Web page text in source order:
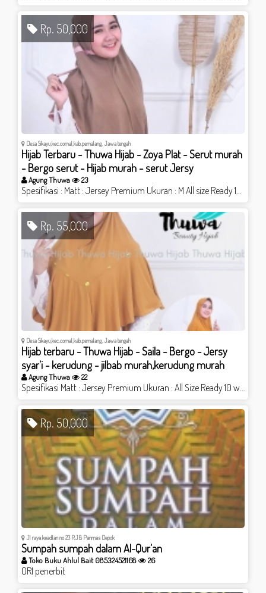
Rp. 50,000
Desa Sikayu,kec.comal,kab.pemalang, Jawa tengah
Hijab Terbaru - Thuwa Hijab - Zoya Plat - Serut murah
- Bergo serut - Hijab murah - serut Jersy
Agung Thuwa 23
Spesifikasi : Matt : Jersey Premium Ukuran : M All size Ready 10 warna pilihan ( cek di website kami / shopee ) Selisih perbedaan di karenakan proses produksi Aksen : kombinasi serut belakang dan list bawah Pet antem khas Thuwa PRODUSEN Hijab dengan kualitas jahitan dan bahan PILIHAN Produk Original berLabel Thuwa Hijab kunjungi websitte kami ; www.thuwa.com shopee.co.id/thuwahijab
Rp. 55,000
Desa Sikayu,kec.comal,kab.pemalang, Jawa tengah
Hijab terbaru - Thuwa Hijab - Saila - Bergo - Jersy
syar'i - kerudung - jilbab murah,kerudung murah
Agung Thuwa 22
Spesifikasi Matt : Jersey Premium Ukuran : All Size Ready 10 warna Pilihan ( cek di website kami / shopee ) selisih perbedaan di karenakan proses produksi aksen : full sambungan dada dengan tambahan mutiara sehingga tampak elegan => Pet antem khas Thuwa Hijab <= PRODUSEN Hijab dengan kualitas jahitan dan bahan PILIHAN Produk Original berLabel Thuwa Hijab kunjungi website kami ; www.thuwa.com shopee.co.id/thuwahijab
Rp. 50,000
Jl raya keadilan no 23 RJB Panmas Depok
Sumpah sumpah dalam Al-Qur'an
Toko Buku Ahlul Bait 085324521168 26
ORI penerbit